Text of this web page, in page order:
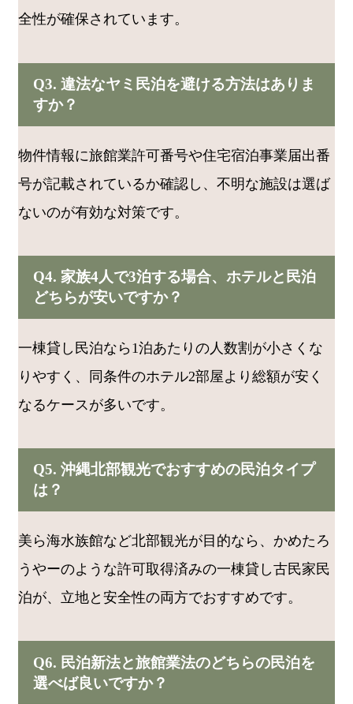
全性が確保されています。
Q3. 違法なヤミ民泊を避ける方法はありま
すか？
物件情報に旅館業許可番号や住宅宿泊事業届出番
号が記載されているか確認し、不明な施設は選ば
ないのが有効な対策です。
Q4. 家族4人で3泊する場合、ホテルと民泊
どちらが安いですか？
一棟貸し民泊なら1泊あたりの人数割が小さくな
りやすく、同条件のホテル2部屋より総額が安く
なるケースが多いです。
Q5. 沖縄北部観光でおすすめの民泊タイプ
は？
美ら海水族館など北部観光が目的なら、かめたろ
うやーのような許可取得済みの一棟貸し古民家民
泊が、立地と安全性の両方でおすすめです。
Q6. 民泊新法と旅館業法のどちらの民泊を
選べば良いですか？